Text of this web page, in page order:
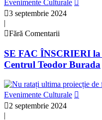
Evenimente Culturale
3 septembrie 2024
|
Fără Comentarii
SE FAC ÎNSCRIERI
Centrul Teodor Burada
Evenimente Culturale
2 septembrie 2024
|